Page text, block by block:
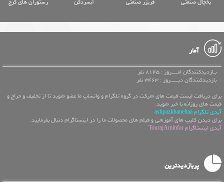
یخچال صنعتی
فریزر صنعتی
آبسردکن
رستوران های کرج
آمار
بـازدیدکنندگان امــــروز : 8145 نفر
بازدیدکنندگان دیـــــروز : 3463 نفر
برای دریافت لیست قیمت های شرکت در گروه تلگرام و واتساپ ما عضو شوید تا از تخفیف و حراج و
قیمت های روزانه با خبر شوید.
آیدی تلگرام ashpazkhanehaa
برای دیدن کلیپ های آموزشی و فیلم های محصولات ما را در اینستاگرام دنبال بفرمایید.
آیدی اینستاگرام TourajAminfar
پربازدیدترین